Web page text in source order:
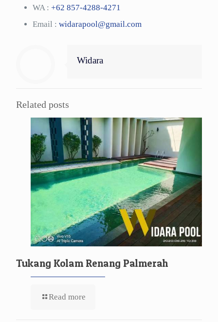
WA : +62 857-4288-4271
Email : widarapool@gmail.com
Widara
Related posts
Tukang Kolam Renang Palmerah
Read more